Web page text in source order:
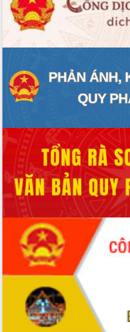
Đắk Lắk nỗ lực thúc đẩy tăng trưởng
kinh tế từ 10% trở lên trong Quý
II/2026
Đắk Lắk ký kết thỏa thuận hợp tác về
với Tập đoàn Bưu chính Viễn thông
Việt Nam
Thứ trưởng Bộ Y tế làm việc với tỉnh
Du lịch Đắk Lắk nâng tầm trải nghiệm
du khách thông qua Hệ thống cơ sở dữ
liệu và Bản đồ số
Tập huấn ứng dụng trí tuệ nhân tạo (AI)
trong thương mại điện tử năm 2026
Đoàn đại biểu Quốc hội tỉnh Đắk Lắk
trao đổi thông tin trước Kỳ họp thứ
nhất, Quốc hội khóa XVI
Quyết liệt cải cách hành chính, khơi
thông nguồn lực phát triển
Nâng cao hiệu lực, hiệu quả HĐND
tỉnh thông qua hiện đại hóa hành chính
Xã Ea Phê gắn cải cách hành chính với
chuyển đổi số
Phó Chủ tịch Thường trực UBND tỉnh